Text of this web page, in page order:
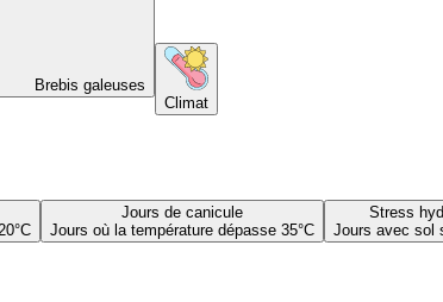
Brebis galeuses
Climat
Jours de canicule
Jours où la température dépasse 35°C
Stress
Jours avec sol